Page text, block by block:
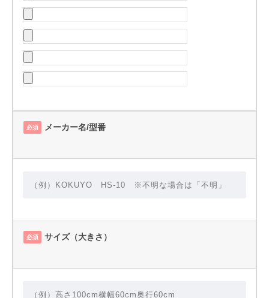
必須 メーカー名/型番
必須 サイズ（大きさ）